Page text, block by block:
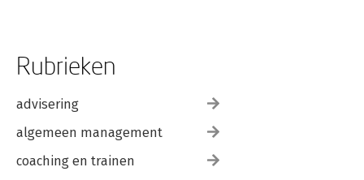
Rubrieken
advisering
algemeen management
coaching en trainen